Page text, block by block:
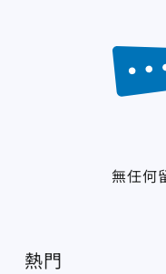
無任何
熱門